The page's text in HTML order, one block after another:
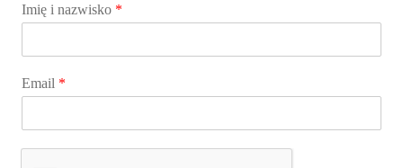
Imię i nazwisko *
Email *